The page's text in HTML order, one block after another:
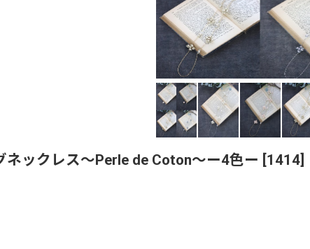
ネックレス〜Perle de Coton〜ー4色ー [1414]